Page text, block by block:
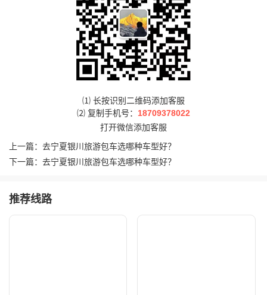
⑴ 长按识别二维码添加客服
⑵ 复制手机号： 18709378022
打开微信添加客服
上一篇： 去宁夏银川旅游包车选哪种车型好？
下一篇： 去宁夏银川旅游包车选哪种车型好？
推荐线路